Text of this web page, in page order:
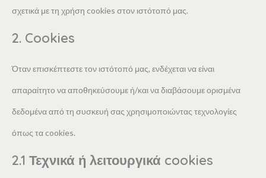
σχετικά με τη χρήση cookies στον ιστότοπό μας.
2. Cookies
Όταν επισκέπτεστε τον ιστότοπό μας, ενδέχεται να είναι
απαραίτητο να αποθηκεύσουμε ή/και να διαβάσουμε ορισμένα
δεδομένα από τη συσκευή σας χρησιμοποιώντας τεχνολογίες
όπως τα cookies.
2.1 Τεχνικά ή λειτουργικά cookies